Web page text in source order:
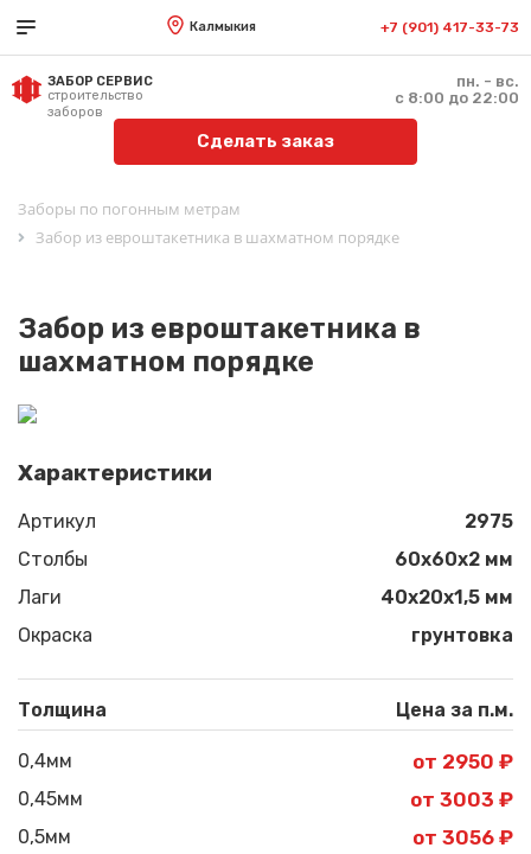
Калмыкия +7 (901) 417-33-73
ЗАБОР СЕРВИС
строительство
заборов
пн. - вс.
с 8:00 до 22:00
Сделать заказ
Заборы по погонным метрам
Забор из евроштакетника в шахматном порядке
Забор из евроштакетника в
шахматном порядке
Характеристики
Артикул
2975
Столбы
60х60х2 мм
Лаги
40х20х1,5 мм
Окраска
грунтовка
Толщина Цена за п.м.
0,4мм от 2950 ₽
0,45мм от 3003 ₽
0,5мм от 3056 ₽